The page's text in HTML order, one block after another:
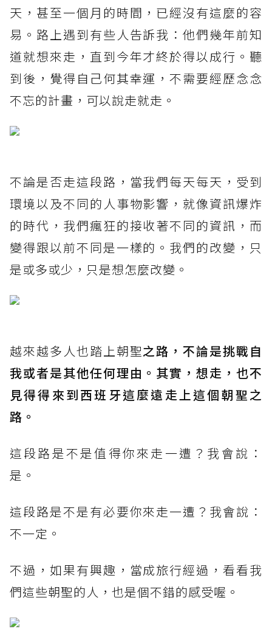
天，甚至一個月的時間，已經沒有這麼的容
易。路上遇到有些人告訴我：他們幾年前知
道就想來走，直到今年才終於得以成行。聽
到後，覺得自己何其幸運，不需要經歷念念
不忘的計畫，可以說走就走。
不論是否走這段路，當我們每天每天，受到
環境以及不同的人事物影響，就像資訊爆炸
的時代，我們瘋狂的接收著不同的資訊，而
變得跟以前不同是一樣的。我們的改變，只
是或多或少，只是想怎麼改變。
越來越多人也踏上朝聖之路，不論是挑戰自
我或者是其他任何理由。其實，想走，也不
見得得來到西班牙這麼遠走上這個朝聖之
路。
這段路是不是值得你來走一遭？我會說：
是。
這段路是不是有必要你來走一遭？我會說：
不一定。
不過，如果有興趣，當成旅行經過，看看我
們這些朝聖的人，也是個不錯的感受喔。